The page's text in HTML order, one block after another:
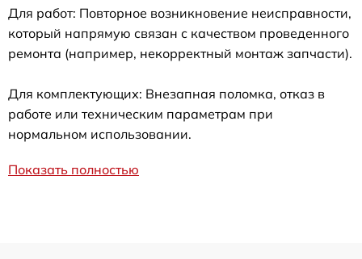
Для работ: Повторное возникновение неисправности,
который напрямую связан с качеством проведенного
ремонта (например, некорректный монтаж запчасти).
Для комплектующих: Внезапная поломка, отказ в
работе или техническим параметрам при
нормальном использовании.
Показать полностью